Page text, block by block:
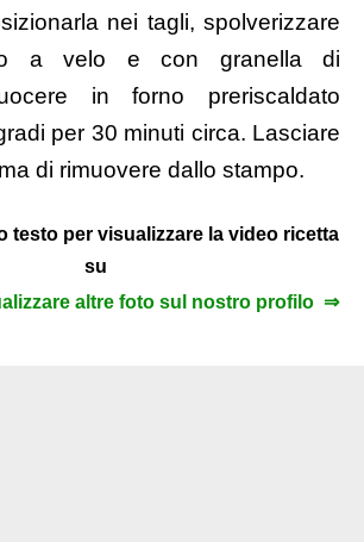
nei tagli, spolverizzare
a velo e con granella di
in forno preriscaldato
per 30 minuti circa. Lasciare
di rimuovere dallo stampo.
testo per visualizzare la video ricetta
su
altre foto sul nostro profilo ⇒